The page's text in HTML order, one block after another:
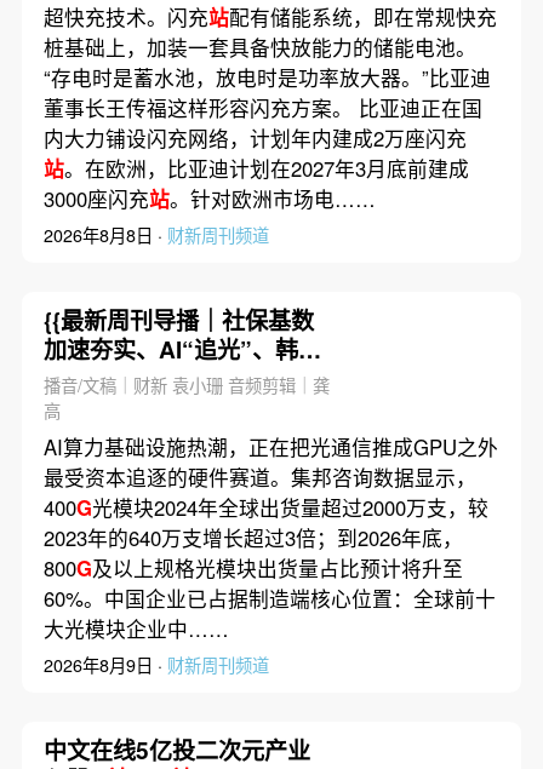
超快充技术。闪充站配有储能系统，即在常规快充
桩基础上，加装一套具备快放能力的储能电池。
“存电时是蓄水池，放电时是功率放大器。”比亚迪
董事长王传福这样形容闪充方案。 比亚迪正在国
内大力铺设闪充网络，计划年内建成2万座闪充
站。在欧洲，比亚迪计划在2027年3月底前建成
3000座闪充站。针对欧洲市场电……
2026年8月8日 · 财新周刊频道
{{最新周刊导播｜社保基数
加速夯实、AI“追光”、韩股
杠杆狂潮
播音/文稿｜财新 袁小珊 音频剪辑｜龚
高
AI算力基础设施热潮，正在把光通信推成GPU之外
最受资本追逐的硬件赛道。集邦咨询数据显示，
400G光模块2024年全球出货量超过2000万支，较
2023年的640万支增长超过3倍；到2026年底，
800G及以上规格光模块出货量占比预计将升至
60%。中国企业已占据制造端核心位置：全球前十
大光模块企业中……
2026年8月9日 · 财新周刊频道
中文在线5亿投二次元产业